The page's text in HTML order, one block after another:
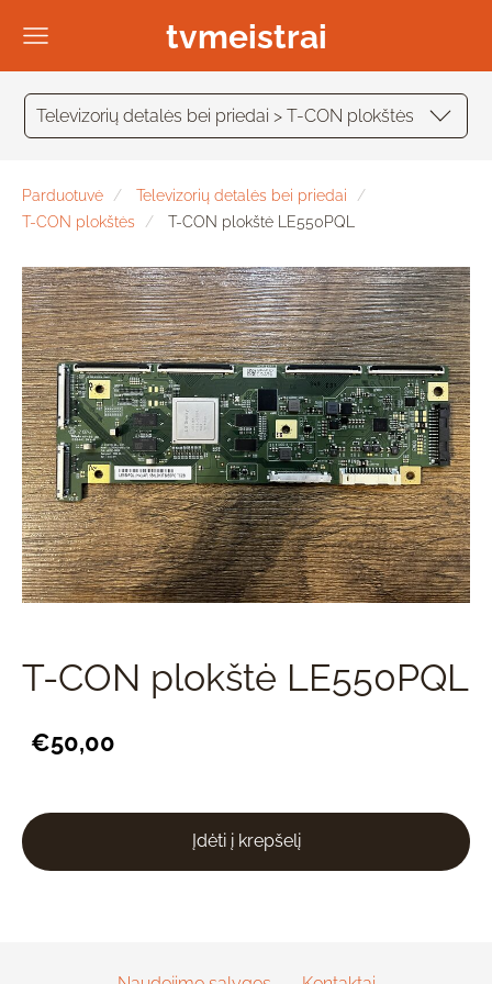
tvmeistrai
Televizorių detalės bei priedai > T-CON plokštės
Parduotuvė
Televizorių detalės bei priedai
T-CON plokštės
T-CON plokštė LE550PQL
T-CON plokštė LE550PQL
€50,00
Įdėti į krepšelį